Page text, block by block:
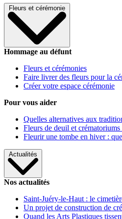
Fleurs et cérémonie
Hommage au défunt
Fleurs et cérémonies
Faire livrer des fleurs pour la
Créer votre espace cérémonie
Pour vous aider
Quelles alternatives aux
Fleurs de deuil et
Fleurir une tombe en hiver :
Actualités
Nos actualités
Saint-Juéry-le-Haut : le
Un projet de construction de
Quand les Arts Plastiques